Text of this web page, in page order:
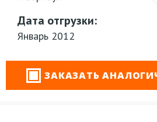
Дата отгрузки:
Январь 2012
ЗАКАЗАТЬ